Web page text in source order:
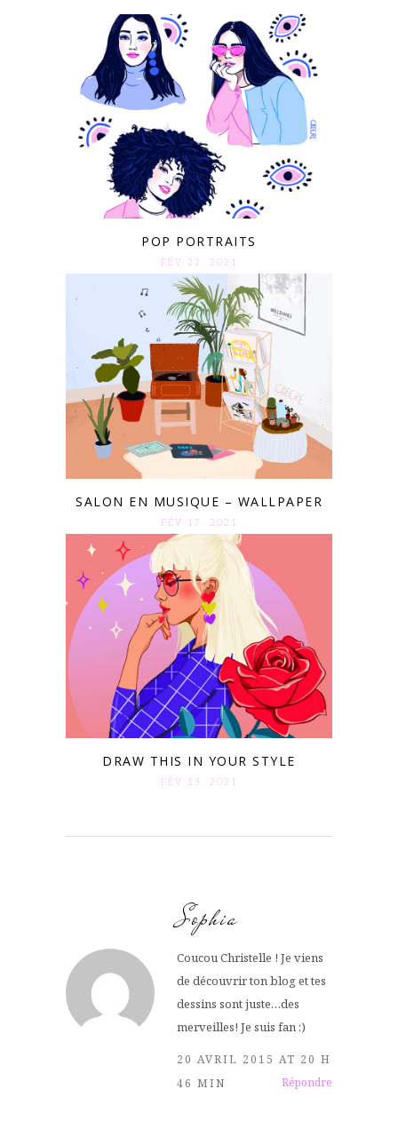
POP PORTRAITS
FÉV 22. 2021
SALON EN MUSIQUE – WALLPAPER
FÉV 17. 2021
DRAW THIS IN YOUR STYLE
FÉV 13. 2021
Sophia
Coucou Christelle ! Je viens
de découvrir ton blog et tes
dessins sont juste…des
merveilles! Je suis fan :)
20 AVRIL 2015 AT 20 H
46 MIN
Répondre